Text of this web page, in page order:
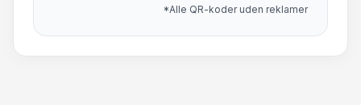
*Alle QR-koder uden reklamer